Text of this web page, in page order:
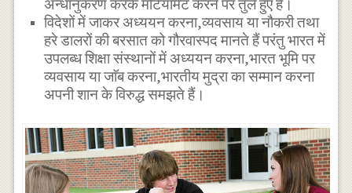
अन्धानुकरण करके मटियामेट करने पर तुले हुए हैं।
विदेशों में जाकर अध्ययन करना,व्यवसाय या नौकरी तथा
हरे डालरों की बरसात को गौरवास्पद मानते हैं परंतु भारत में
उपलब्ध शिक्षा संस्थानों में अध्ययन करना,भारत भूमि पर
व्यवसाय या जाॅब करना,भारतीय मुद्रा का सम्मान करना
अपनी शान के विरुद्ध समझते हैं।